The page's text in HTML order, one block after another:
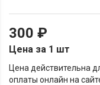
300 ₽
Цена за 1 шт
Цена действительна
оплаты онлайн на